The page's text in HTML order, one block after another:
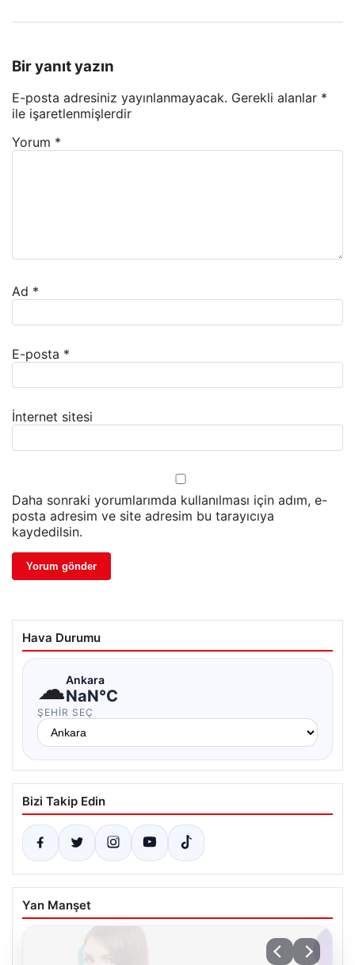
Bir yanıt yazın
E-posta adresiniz yayınlanmayacak. Gerekli alanlar *
ile işaretlenmişlerdir
Yorum *
Ad *
E-posta *
İnternet sitesi
Daha sonraki yorumlarımda kullanılması için adım, e-
posta adresim ve site adresim bu tarayıcıya
kaydedilsin.
Hava Durumu
☁Ankara
NaN°C
ŞEHIR SEÇ
Bizi Takip Edin
Yan Manşet